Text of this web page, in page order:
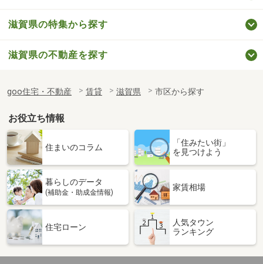
滋賀県の特集から探す
滋賀県の不動産を探す
goo住宅・不動産 賃貸 滋賀県 市区から探す
お役立ち情報
住まいのコラム
「住みたい街」
を見つけよう
暮らしのデータ
(補助金・助成金情報)
家賃相場
住宅ローン
人気タウン
ランキング